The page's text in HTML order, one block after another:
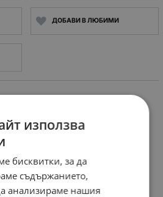
ДОБАВИ В ЛЮБИМИ
четки за електродвигатели
BLACK DECKER
използва
бисквитки, за да
съдържанието,
анализираме нашия